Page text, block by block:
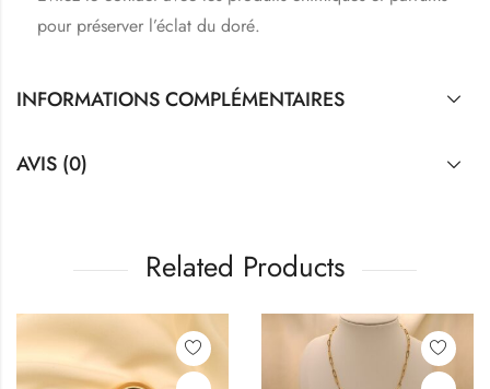
pour préserver l’éclat du doré.
INFORMATIONS COMPLÉMENTAIRES
AVIS (0)
Related Products